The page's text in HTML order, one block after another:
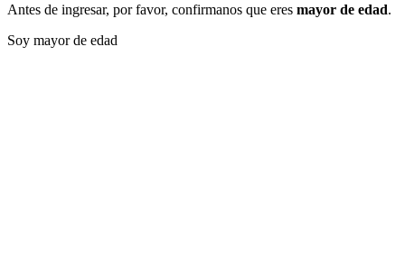
Antes de ingresar, por favor, confirmanos que eres mayor de edad.
Soy mayor de edad